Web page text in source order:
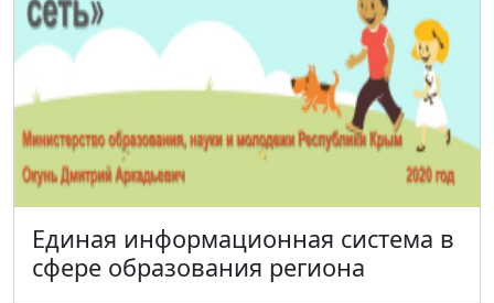
Единая информационная система в
сфере образования региона